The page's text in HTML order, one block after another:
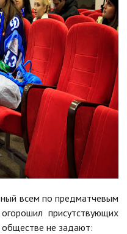
всем по предматчевым
присутствующих
не задают: